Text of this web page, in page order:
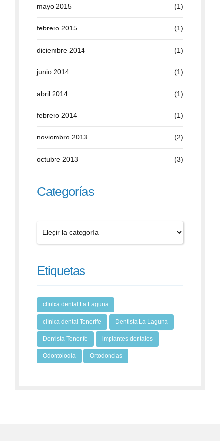
mayo 2015 (1)
febrero 2015 (1)
diciembre 2014 (1)
junio 2014 (1)
abril 2014 (1)
febrero 2014 (1)
noviembre 2013 (2)
octubre 2013 (3)
Categorías
Etiquetas
clínica dental La Laguna
clínica dental Tenerife Dentista La Laguna
Dentista Tenerife implantes dentales
Odontología Ortodoncias